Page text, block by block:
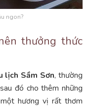
ngon?
thưởng thức
lịch Sầm Sơn, thường
đó cho thêm những
hương vị rất thơm